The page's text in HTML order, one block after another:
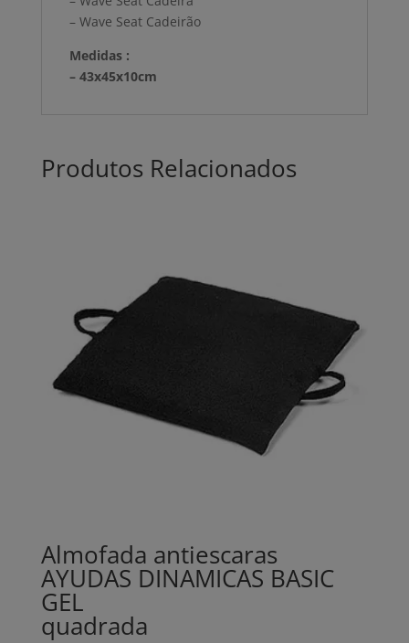
– Wave Seat Cadeirão
Medidas :
– 43x45x10cm
Produtos Relacionados
Almofada antiescaras
AYUDAS DINAMICAS BASIC
GEL
quadrada